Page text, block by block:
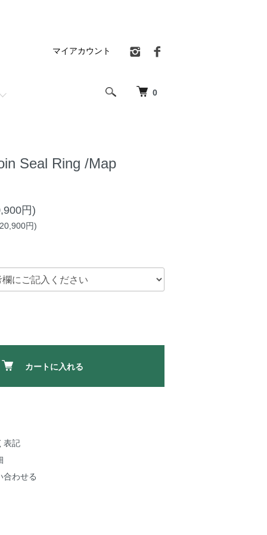
0
マイアカウント
Seal Ring /Map
円)
円)
カートに入れる
表記
合わせる